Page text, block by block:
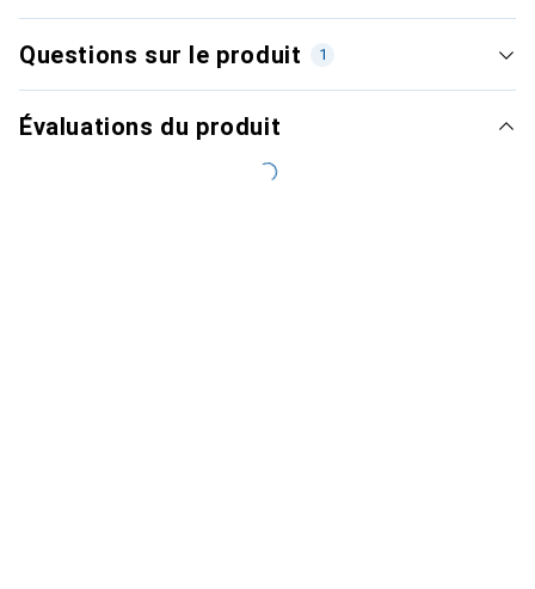
Questions sur le produit 1
Évaluations du produit